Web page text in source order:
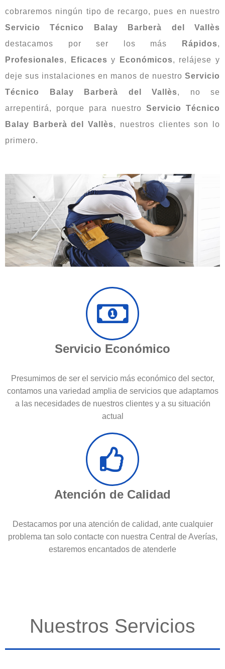
cobraremos ningún tipo de recargo, pues en nuestro
Servicio Técnico Balay Barberà del Vallès
destacamos por ser los más
Rápidos,
Profesionales, Eficaces y Económicos, relájese y
deje sus instalaciones en manos de nuestro Servicio
Técnico Balay Barberà del Vallès, no se
arrepentirá, porque para nuestro Servicio Técnico
Balay Barberà del Vallès, nuestros clientes son lo
primero.
Servicio Económico
Presumimos de ser el servicio más económico del sector,
contamos una variedad amplia de servicios que adaptamos
a las necesidades de nuestros clientes y a su situación
actual
Atención de Calidad
Destacamos por una atención de calidad, ante cualquier
problema tan solo contacte con nuestra Central de Averías,
estaremos encantados de atenderle
Nuestros Servicios